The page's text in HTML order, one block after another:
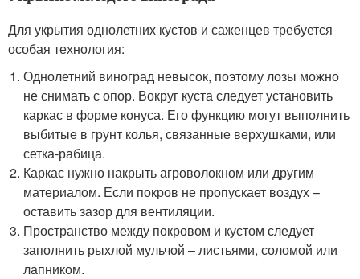
Для укрытия однолетних кустов и саженцев требуется
особая технология:
Однолетний виноград невысок, поэтому лозы можно
не снимать с опор. Вокруг куста следует установить
каркас в форме конуса. Его функцию могут выполнить
выбитые в грунт колья, связанные верхушками, или
сетка-рабица.
Каркас нужно накрыть агроволокном или другим
материалом. Если покров не пропускает воздух –
оставить зазор для вентиляции.
Пространство между покровом и кустом следует
заполнить рыхлой мульчой – листьями, соломой или
лапником.